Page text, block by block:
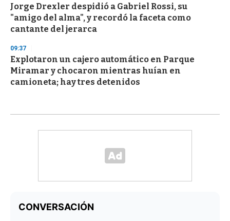
Jorge Drexler despidió a Gabriel Rossi, su
"amigo del alma", y recordó la faceta como
cantante del jerarca
09:37
Explotaron un cajero automático en Parque
Miramar y chocaron mientras huían en
camioneta; hay tres detenidos